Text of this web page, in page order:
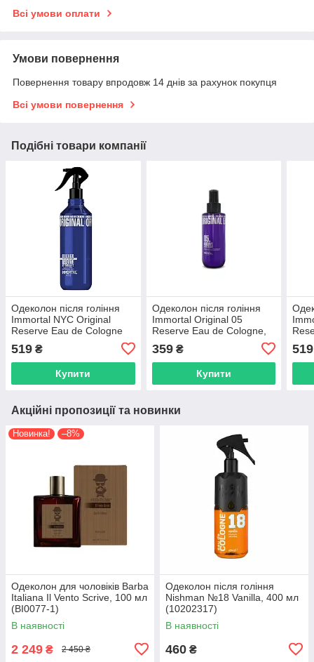
Всі умови оплати
Умови повернення
Повернення товару впродовж 14 днів за рахунок покупця
Всі умови повернення
Подібні товари компанії
Одеколон після гоління
Immortal NYC Original
Reserve Eau de Cologne
173)
519 ₴
Купити
Одеколон після гоління
Immortal Original 05
Reserve Eau de Cologne,
359₴
Купити
171)
519
Акційні пропозиції та новинки
Новинка! –8%
Одеколон для чоловіків Barba
Italiana Il Vento Scrive, 100 мл
(BI0077-1)
В наявності
2 249 ₴ 2 450 ₴
Одеколон після гоління
Nishman №18 Vanilla, 400 мл
(10202317)
В наявності
460 ₴